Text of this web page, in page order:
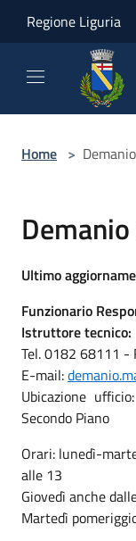
Regione Liguria
Home >
Ultimo
Funzionario
Istruttore tecnico:
Tel. 0182 68111 -
E-mail:
Ubicazione
Secondo Piano
Orari: lunedì-
alle 13
Giovedì anche
Martedì